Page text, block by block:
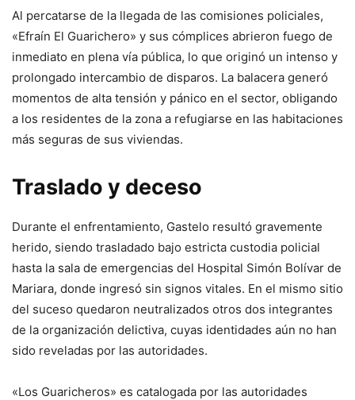
Al percatarse de la llegada de las comisiones policiales,
«Efraín El Guarichero» y sus cómplices abrieron fuego de
inmediato en plena vía pública, lo que originó un intenso y
prolongado intercambio de disparos. La balacera generó
momentos de alta tensión y pánico en el sector, obligando
a los residentes de la zona a refugiarse en las habitaciones
más seguras de sus viviendas.
Traslado y deceso
Durante el enfrentamiento, Gastelo resultó gravemente
herido, siendo trasladado bajo estricta custodia policial
hasta la sala de emergencias del Hospital Simón Bolívar de
Mariara, donde ingresó sin signos vitales. En el mismo sitio
del suceso quedaron neutralizados otros dos integrantes
de la organización delictiva, cuyas identidades aún no han
sido reveladas por las autoridades.
«Los Guaricheros» es catalogada por las autoridades